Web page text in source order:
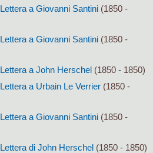
Lettera a Giovanni Santini (1850 -
Lettera a Giovanni Santini (1850 -
Lettera a John Herschel (1850 - 1850)
Lettera a Urbain Le Verrier (1850 -
Lettera a Giovanni Santini (1850 -
Lettera di John Herschel (1850 - 1850)